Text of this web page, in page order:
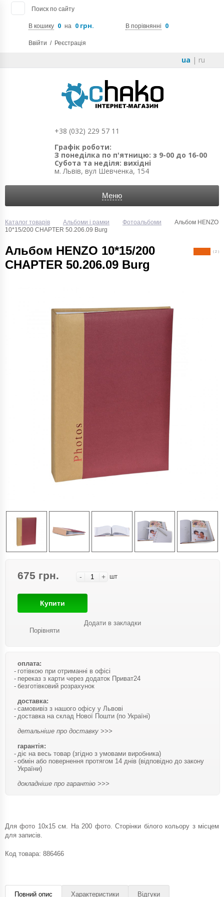
Поиск по сайту
В кошику 0 на 0 грн. В порівнянні 0
Ввійти / Реєстрація
ua | ru
+38 (032) 229 57 11
Графік роботи:
З понеділка по п'ятницю: з 9-00 до 16-00
Субота та неділя: вихідні
м. Львів, вул Шевченка, 154
Меню
Каталог товарів Альбоми і рамки Фотоальбоми
Альбом HENZO
10*15/200 CHAPTER 50.206.09 Burg
Альбом HENZO 10*15/200
CHAPTER 50.206.09 Burg
( 2 )
675 грн. - + шт
Купити
Порівняти
Додати в закладки
оплата:
готівкою при отриманні в офісі
переказ з карти через додаток Приват24
безготівковий розрахунок
доставка:
самовивіз з нашого офісу у Львові
доставка на склад Нової Пошти (по Україні)
детальніше про доставку >>>
гарантія:
діє на весь товар (згідно з умовами виробника)
обмін або повернення протягом 14 днів (відповідно до закону
України)
докладніше про гарантію >>>
Для фото 10х15 см. На 200 фото. Сторінки білого кольору з місцем
для записів.
Код товара: 886466
Повний опис Характеристики Відгуки